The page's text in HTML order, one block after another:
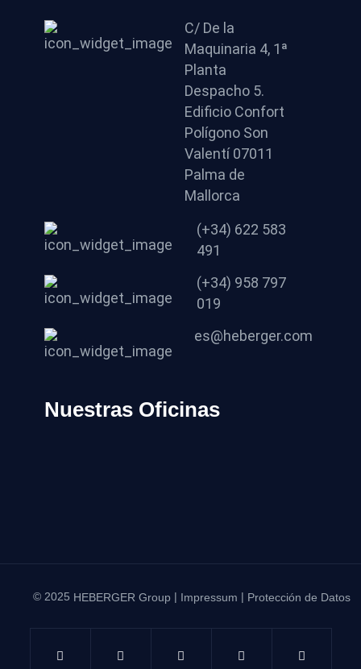
C/ De la
Maquinaria 4, 1ª
Planta
Despacho 5.
Edificio Confort
Polígono Son
Valentí 07011
Palma de
Mallorca
(+34) 622 583
491
(+34) 958 797
019
es@heberger.com
Nuestras Oficinas
© 2025 HEBERGER Group | Impressum | Protección de Datos